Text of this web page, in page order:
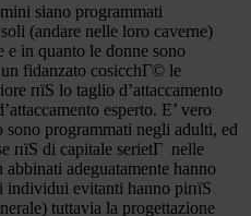
siano programmati
(andare nelle loro caverne)
e in quanto le donne sono
fidanzato cosicchГ© le
пїЅ lo taglio d’attaccamento
esperto. E’ vero
programmati negli adulti, ed
пїЅ di capitale serietГ nelle
adeguatamente hanno
individui evitanti hanno piпїЅ
tuttavia la progettazione